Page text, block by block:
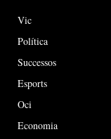
Vic
Política
Successos
Esports
Oci
Economia